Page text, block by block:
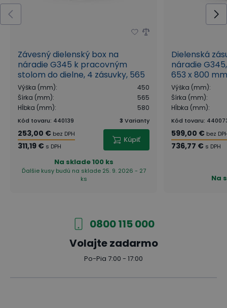
Závesný dielenský box na
náradie G345 k pracovným
stolom do dielne, 4 zásuvky, 565
x 580 x 450 mm, modrá
Výška (mm):
450
Šírka (mm):
565
Hĺbka (mm): 580
Kód tovaru: 440139 3 Varianty
253,00 € bez DPH
311,19 € s DPH
Kúpiť
Na sklade100 ks
Ďalšie kusy budú na sklade 25. 9. 2026 - 27
ks
Dielenská
náradie
653 x 800
Výška (mm):
Šírka (mm):
Hĺbka (mm):
Kód tovaru:
599,00 € bez
736,77 € s DPH
Na
0800 115 000
Volajte zadarmo
Po-Pia 7:00 - 17:00